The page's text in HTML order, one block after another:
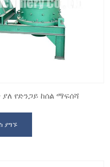
የድንጋይ ከሰል ማፍሰሻ
ያግኙ